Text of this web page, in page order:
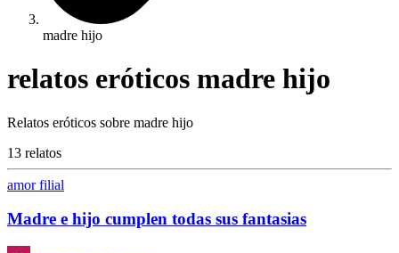
madre hijo
relatos eróticos madre hijo
Relatos eróticos sobre madre hijo
13 relatos
amor filial
Madre e hijo cumplen todas sus fantasias